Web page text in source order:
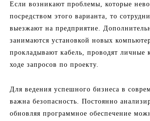
Если возникают проблемы, которые
посредством этого варианта, то
выезжают на предприятие.
занимаются установкой новых
прокладывают кабель, проводят личные
ходе запросов по проекту.
Для ведения успешного бизнеса в
важна безопасность. Постоянно
обновляя программное обеспечение